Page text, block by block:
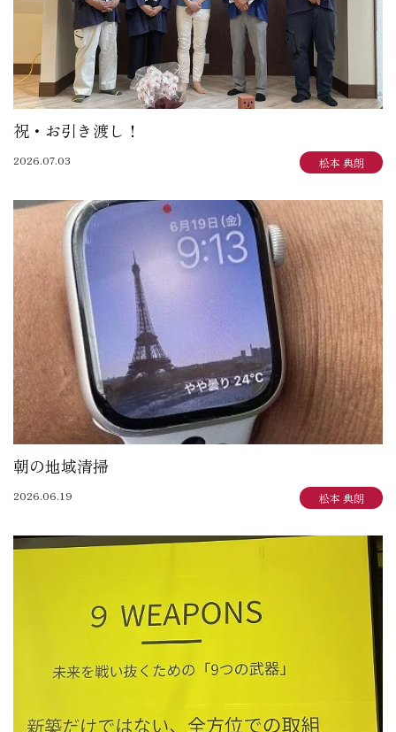
祝・お引き渡し！
2026.07.03 松本 典朗
朝の地域清掃
2026.06.19 松本 典朗